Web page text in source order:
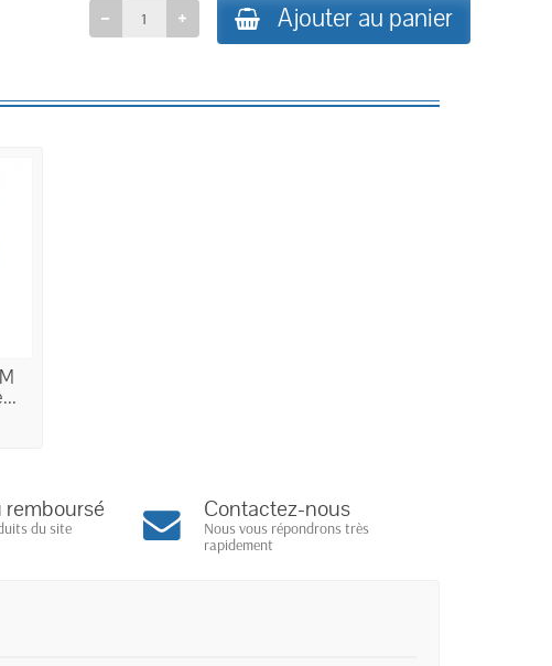
Ajouter au panier
du site
Contactez-nous
Nous vous répondrons très
rapidement